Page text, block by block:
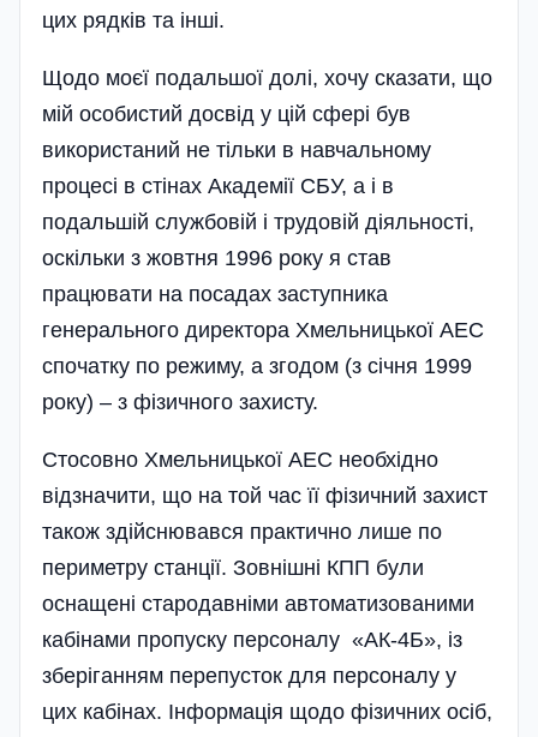
цих рядків та інші.
Щодо моєї подальшої долі, хочу сказати, що
мій особистий досвід у цій сфері був
використаний не тільки в навчальному
процесі в стінах Академії СБУ, а і в
подальшій службовій і трудовій діяльності,
оскільки з жовтня 1996 року я став
працювати на посадах заступника
генерального директора Хмельницької АЕС
спочатку по режиму, а згодом (з січня 1999
року) – з фізичного захисту.
Стосовно Хмельницької АЕС необхідно
відзначити, що на той час її фізичний захист
також здійснювався практично лише по
периметру станції. Зовнішні КПП були
оснащені стародавніми автоматизованими
кабінами пропуску персоналу «АК-4Б», із
зберіганням перепусток для персоналу у
цих кабінах. Інформація щодо фізичних осіб,